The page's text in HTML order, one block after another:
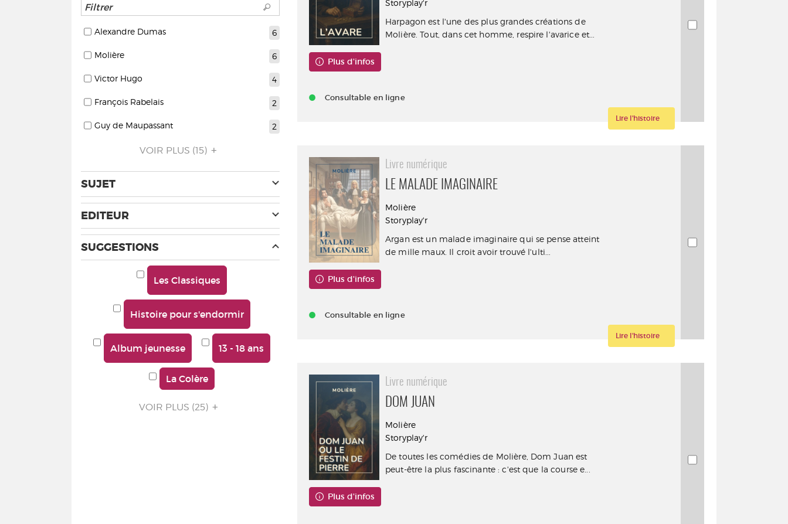
Storyplay'r
Harpagon est l'une des plus grandes créations de
Molière. Tout, dans cet homme, respire l'avarice et...
Plus d'infos
Consultable en ligne
Lire l'histoire
Livre numérique
LE MALADE IMAGINAIRE
Molière
Storyplay'r
Argan est un malade imaginaire qui se pense atteint
de mille maux. Il croit avoir trouvé l'ulti...
Plus d'infos
Consultable en ligne
Lire l'histoire
Livre numérique
DOM JUAN
Molière
Storyplay'r
De toutes les comédies de Molière, Dom Juan est
peut-être la plus fascinante : c'est que la course e...
Plus d'infos
6
Alexandre Dumas
6
Molière
4
Victor Hugo
2
François Rabelais
2
Guy de Maupassant
VOIR PLUS (15)
SUJET
EDITEUR
SUGGESTIONS
Les Classiques
Histoire pour s'endormir
Album jeunesse 13 - 18 ans
La Colère
VOIR PLUS (25)